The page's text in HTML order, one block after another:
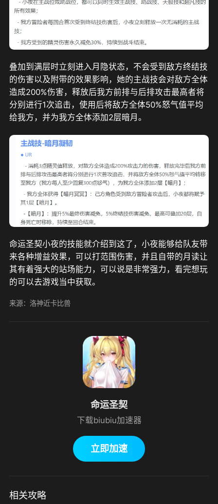
叠加到满层时立刻进入月隐状态，不会受到敌方终结技
的伤害以及附带的效果影响，她的主战技会对敌方全体
造成200%伤害，释放后我方前排与后排攻击最高者将
分别进行1次追击，使用后将敌方全体50%怒气值平均
给我方，并为我方全体添加2层暗月。
命运圣契小夜的技能就介绍到这了，小夜能够给队友带
来各种增益效果，可以打范围伤害，并且自带的月读让
其有着强大的站场能力，可以说是非常强力，看完想玩
的可以去游戏当中获取。
来源：洛神近卡比兽
命运圣契
下载biubiu加速器
立即加速
相关攻略